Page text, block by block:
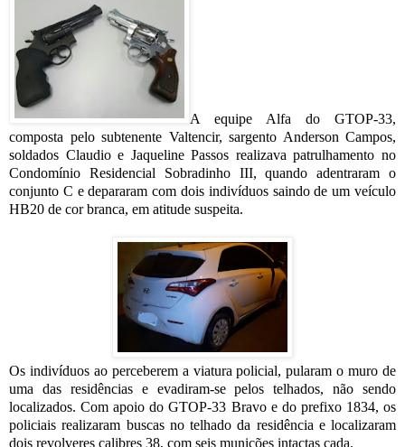
A equipe Alfa do GTOP-33,
composta pelo subtenente Valtencir, sargento Anderson Campos,
soldados Claudio e Jaqueline Passos realizava patrulhamento no
Condomínio Residencial Sobradinho III, quando adentraram o
conjunto C e depararam com dois indivíduos saindo de um veículo
HB20 de cor branca, em atitude suspeita.
Os indivíduos ao perceberem a viatura policial, pularam o muro de
uma das residências e evadiram-se pelos telhados, não sendo
localizados. Com apoio do GTOP-33 Bravo e do prefixo 1834, os
policiais realizaram buscas no telhado da residência e localizaram
dois revolveres calibres 38, com seis munições intactas cada.